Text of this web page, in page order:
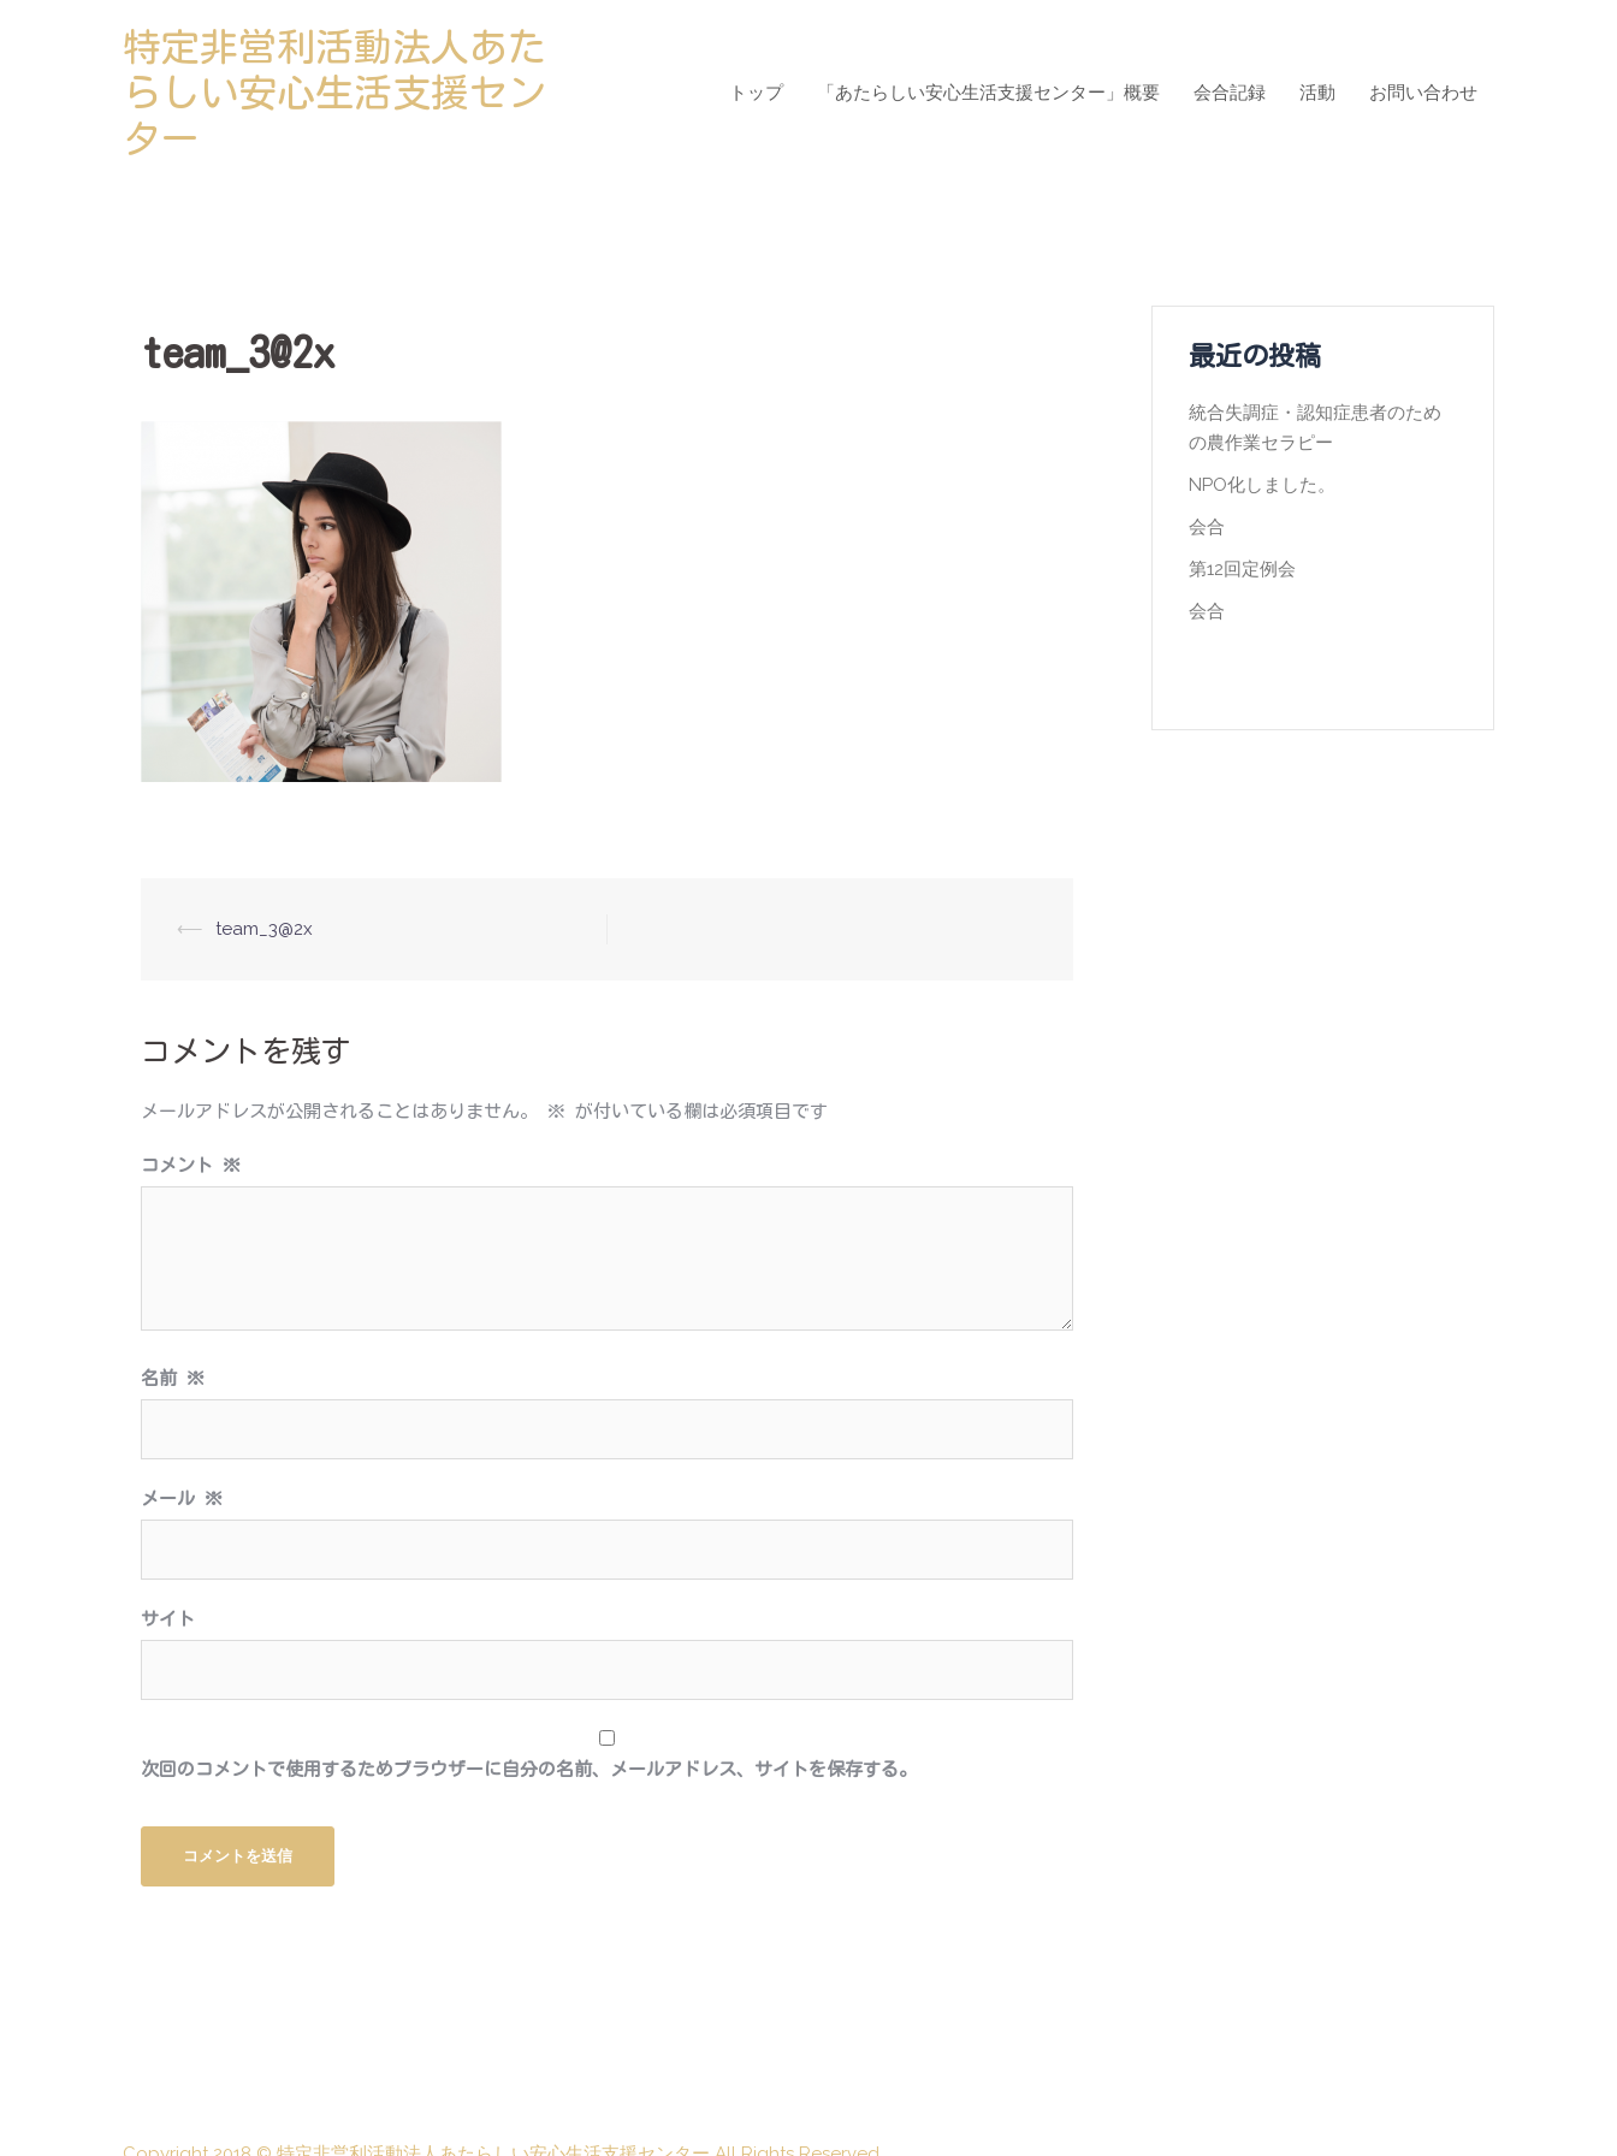
特定非営利活動法人あた
らしい安心生活支援セン
ター
トップ 「あたらしい安心生活支援センター」概要 会合記録 活動 お問い合わせ
team_3@2x
投
ゲ
ー
シ
ン
⟵ team_3@2x
コメントを残す
メールアドレスが公開されることはありません。 ※ が付いている欄は必須項目です
コメント ※
名前 ※
メール ※
サイト
次回のコメントで使用するためブラウザーに自分の名前、メールアドレス、サイトを保存する。
最近の投稿
統合失調症・認知症患者のため
の農作業セラピー
NPO化しました。
会合
第12回定例会
会合